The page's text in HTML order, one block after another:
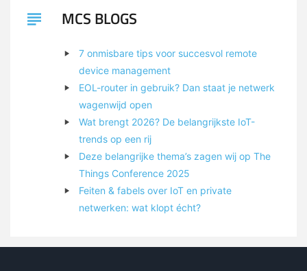
MCS BLOGS
7 onmisbare tips voor succesvol remote
device management
EOL-router in gebruik? Dan staat je netwerk
wagenwijd open
Wat brengt 2026? De belangrijkste IoT-
trends op een rij
Deze belangrijke thema’s zagen wij op The
Things Conference 2025
Feiten & fabels over IoT en private
netwerken: wat klopt écht?